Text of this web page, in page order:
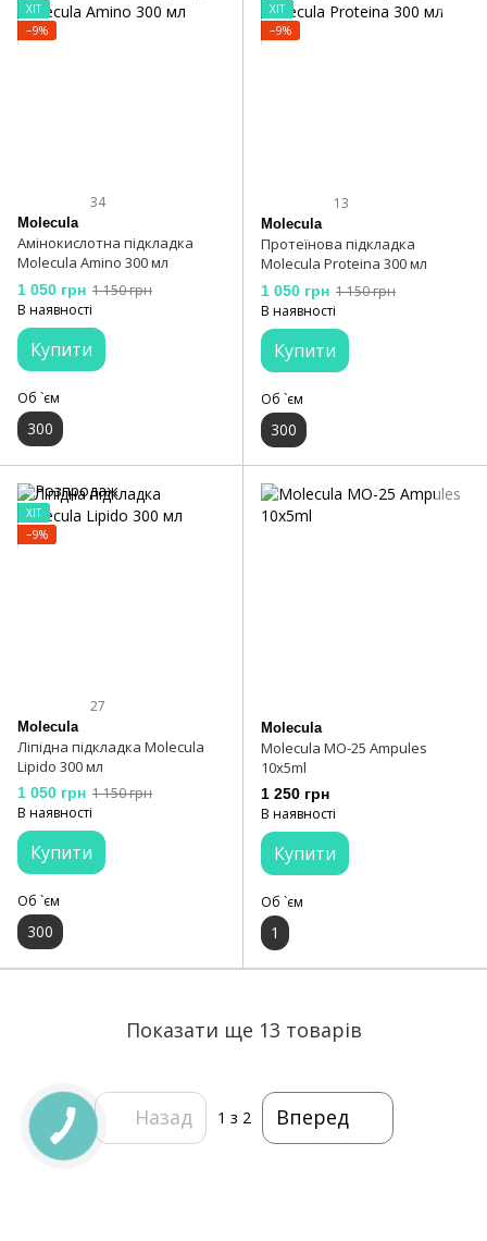
ХІТ
−9%
34
Molecula
Амінокислотна підкладка
Molecula Amino 300 мл
1 050 грн 1 150 грн
В наявності
Купити
Об `єм
300
ХІТ
−9%
13
Molecula
Протеїнова підкладка
Molecula Proteina 300 мл
1 050 грн 1 150 грн
В наявності
Купити
Об `єм
300
ХІТ
−9%
27
Molecula
Ліпідна підкладка Molecula
Lipido 300 мл
1 050 грн 1 150 грн
В наявності
Купити
Об `єм
300
Molecula
Molecula MO-25 Ampules
10x5ml
1 250 грн
В наявності
Купити
Об `єм
1
Показати ще 13 товарів
Назад 1 з 2 Вперед